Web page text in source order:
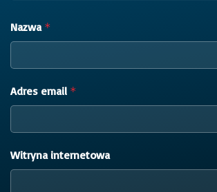
Nazwa *
Adres email *
Witryna internetowa